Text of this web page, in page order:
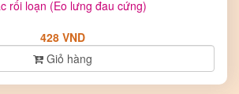
rối loạn (Eo lưng đau cứng)
428 VND
Giỏ hàng